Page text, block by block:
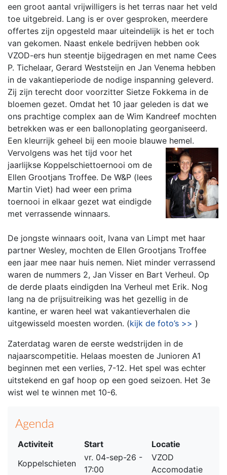
een groot aantal vrijwilligers is het terras naar het veld
toe uitgebreid. Lang is er over gesproken, meerdere
offertes zijn opgesteld maar uiteindelijk is het er toch
van gekomen. Naast enkele bedrijven hebben ook
VZOD-ers hun steentje bijgedragen en met name Cees
P. Tichelaar, Gerard Weststeijn en Jan Venema hebben
in de vakantieperiode de nodige inspanning geleverd.
Zij zijn terecht door voorzitter Sietze Fokkema in de
bloemen gezet. Omdat het 10 jaar geleden is dat we
ons prachtige complex aan de Wim Kandreef mochten
betrekken was er een ballonoplating georganiseerd.
Een kleurrijk geheel bij een mooie blauwe hemel.
Vervolgens was het tijd voor het
jaarlijkse Koppelschiettoernooi om de
Ellen Grootjans Troffee. De W&P (lees
Martin Viet) had weer een prima
toernooi in elkaar gezet wat eindigde
met verrassende winnaars.
De jongste winnaars ooit, Ivana van Limpt met haar
partner Wesley, mochten de Ellen Grootjans Troffee
een jaar mee naar huis nemen. Niet minder verrassend
waren de nummers 2, Jan Visser en Bart Verheul. Op
de derde plaats eindigden Ina Verheul met Erik. Nog
lang na de prijsuitreiking was het gezellig in de
kantine, er waren heel wat vakantieverhalen die
uitgewisseld moesten worden. (kijk de foto’s >> )
Zaterdatag waren de eerste wedstrijden in de
najaarscompetitie. Helaas moesten de Junioren A1
beginnen met een verlies, 7-12. Het spel was echter
uitstekend en gaf hoop op een goed seizoen. Het 3e
wist wel te winnen met 10-6.
Agenda
Activiteit Start
Locatie
Koppelschieten
vr. 04-sep-26 -
17:00
VZOD
Accomodatie